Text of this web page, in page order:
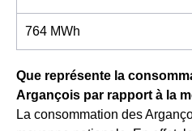
764 MWh
Que représente la
Argançois par rapport à la
La consommation des